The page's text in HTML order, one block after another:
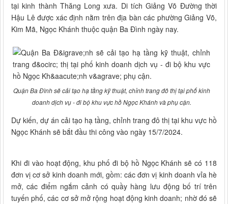
tại kinh thành Thăng Long xưa. Di tích Giảng Võ Đường thời
Hậu Lê được xác định nằm trên địa bàn các phường Giảng Võ,
Kim Mã, Ngọc Khánh thuộc quận Ba Đình ngày nay.
Quận Ba Đình sẽ cải tạo hạ tầng kỹ thuật, chỉnh trang đô thị tại phố kinh
doanh dịch vụ - đi bộ khu vực hồ Ngọc Khánh và phụ cận.
Dự kiến, dự án cải tạo hạ tầng, chỉnh trang đô thị tại khu vực hồ
Ngọc Khánh sẽ bắt đầu thi công vào ngày 15/7/2024.
Khi đi vào hoạt động, khu phố đi bộ hồ Ngọc Khánh sẽ có 118
đơn vị cơ sở kinh doanh mới, gồm: các đơn vị kinh doanh vỉa hè
mở, các điểm ngắm cảnh có quầy hàng lưu động bố trí trên
tuyến phố, các cơ sở mở rộng hoạt động kinh doanh; nhờ đó sẽ